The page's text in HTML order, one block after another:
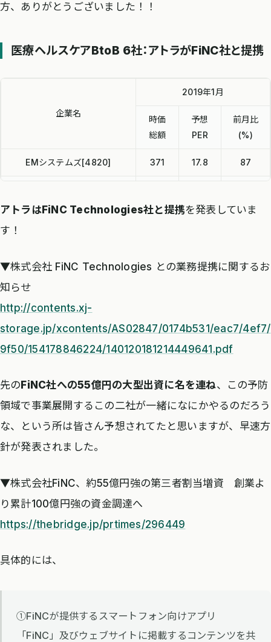
方、ありがとうございました！！
医療ヘルスケアBtoB 6社：アトラがFiNC社と提携
企業名
2019年1月
時価
総額
予想
PER
前月比
(%)
EMシステムズ[4820] 371 17.8 87
ン[3902]
アトラ[6029] 35 5.6 80
Ubicom HD[3937]
データホライゾン[3628]
アトラはFiNC Technologies社と提携を発表していま
す！
▼株式会社 FiNC Technologies との業務提携に関するお
知らせ
http://contents.xj-
storage.jp/xcontents/AS02847/0174b531/eac7/4ef7/
9f50/154178846224/140120181214449641.pdf
先の FiNC社への55億円の大型出資に名を連ね、この予防
領域で事業展開するこの二社が一緒になにかやるのだろう
な、という所は皆さん予想されてたと思いますが、早速方
針が発表されました。
▼株式会社FiNC、約55億円強の第三者割当増資 創業よ
り累計100億円強の資金調達へ
https://thebridge.jp/prtimes/296449
具体的には、
①FiNCが提供するスマートフォン向けアプリ
「FiNC」及びウェブサイトに掲載するコンテンツを共